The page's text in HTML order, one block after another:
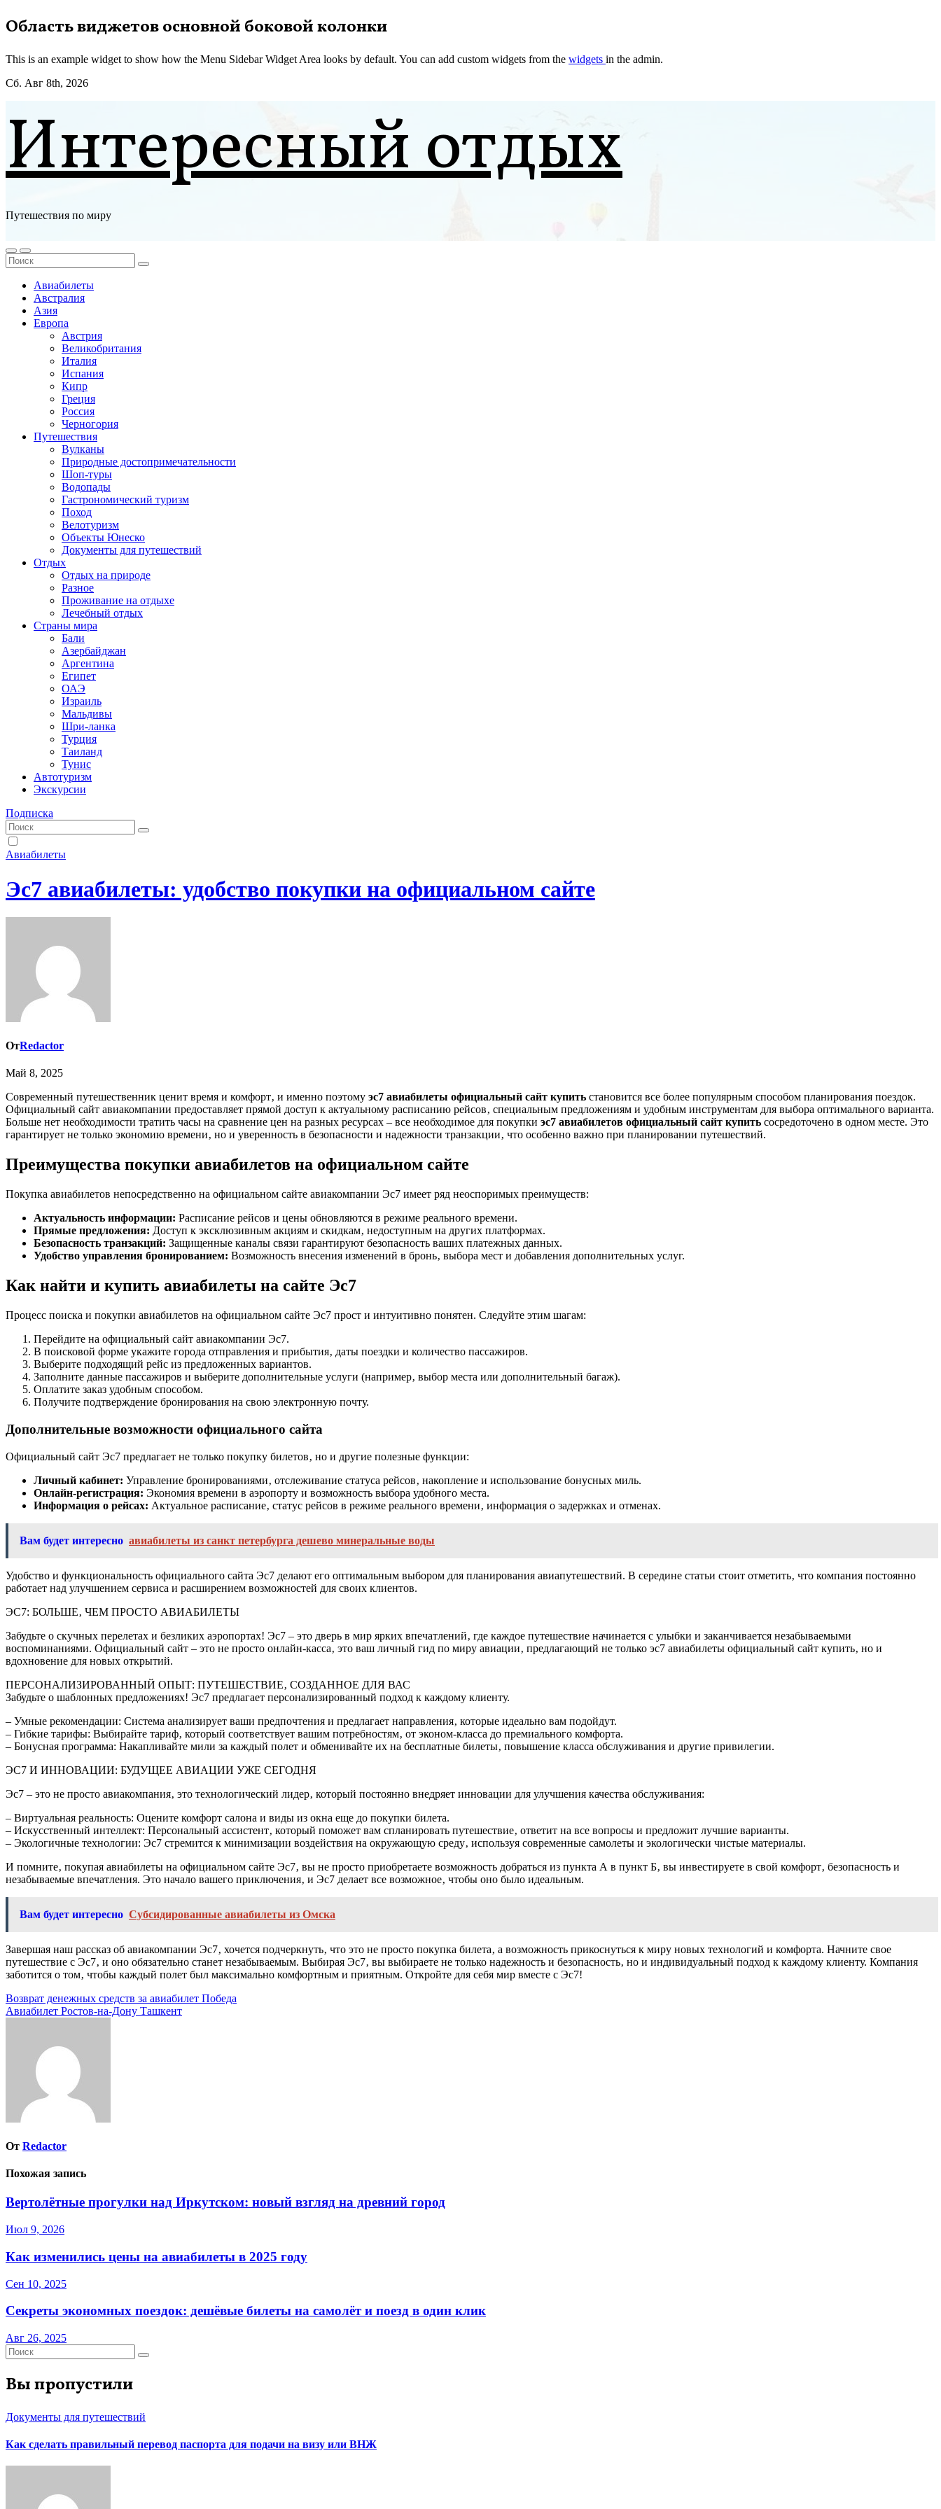
Перейти
к
Область виджетов основной боковой колонки
This is an example widget to show how the Menu Sidebar Widget Area looks by default. You can add custom widgets from the widgets in the admin.
Сб. Авг 8th, 2026
Интересный отдых
Путешествия по миру
Авиабилеты
Австралия
Азия
Европа
Австрия
Великобритания
Италия
Испания
Кипр
Греция
Россия
Черногория
Путешествия
Вулканы
Природные достопримечательности
Шоп-туры
Водопады
Гастрономический туризм
Поход
Велотуризм
Объекты Юнеско
Документы для путешествий
Отдых
Отдых на природе
Разное
Проживание на отдыхе
Лечебный отдых
Страны мира
Бали
Азербайджан
Аргентина
Египет
ОАЭ
Израиль
Мальдивы
Шри-ланка
Турция
Таиланд
Тунис
Автотуризм
Экскурсии
Подписка
Авиабилеты
Эс7 авиабилеты: удобство покупки на официальном сайте
ОтRedactor
Май 8, 2025
Современный путешественник ценит время и комфорт‚ и именно поэтому эс7 авиабилеты официальный сайт купить становится все более популярным способом планирования поездок.
Официальный сайт авиакомпании предоставляет прямой доступ к актуальному расписанию рейсов‚ специальным предложениям и удобным инструментам для выбора оптимального варианта.
Больше нет необходимости тратить часы на сравнение цен на разных ресурсах – все необходимое для покупки эс7 авиабилетов официальный сайт купить сосредоточено в одном месте. Это
гарантирует не только экономию времени‚ но и уверенность в безопасности и надежности транзакции‚ что особенно важно при планировании путешествий.
Преимущества покупки авиабилетов на официальном сайте
Покупка авиабилетов непосредственно на официальном сайте авиакомпании Эс7 имеет ряд неоспоримых преимуществ:
Актуальность информации: Расписание рейсов и цены обновляются в режиме реального времени.
Прямые предложения: Доступ к эксклюзивным акциям и скидкам‚ недоступным на других платформах.
Безопасность транзакций: Защищенные каналы связи гарантируют безопасность ваших платежных данных.
Удобство управления бронированием: Возможность внесения изменений в бронь‚ выбора мест и добавления дополнительных услуг.
Как найти и купить авиабилеты на сайте Эс7
Процесс поиска и покупки авиабилетов на официальном сайте Эс7 прост и интуитивно понятен. Следуйте этим шагам:
Перейдите на официальный сайт авиакомпании Эс7.
В поисковой форме укажите города отправления и прибытия‚ даты поездки и количество пассажиров.
Выберите подходящий рейс из предложенных вариантов.
Заполните данные пассажиров и выберите дополнительные услуги (например‚ выбор места или дополнительный багаж).
Оплатите заказ удобным способом.
Получите подтверждение бронирования на свою электронную почту.
Дополнительные возможности официального сайта
Официальный сайт Эс7 предлагает не только покупку билетов‚ но и другие полезные функции:
Личный кабинет: Управление бронированиями‚ отслеживание статуса рейсов‚ накопление и использование бонусных миль.
Онлайн-регистрация: Экономия времени в аэропорту и возможность выбора удобного места.
Информация о рейсах: Актуальное расписание‚ статус рейсов в режиме реального времени‚ информация о задержках и отменах.
Вам будет интересно авиабилеты из санкт петербурга дешево минеральные воды
Удобство и функциональность официального сайта Эс7 делают его оптимальным выбором для планирования авиапутешествий. В середине статьи стоит отметить‚ что компания постоянно
работает над улучшением сервиса и расширением возможностей для своих клиентов.
ЭС7: БОЛЬШЕ‚ ЧЕМ ПРОСТО АВИАБИЛЕТЫ
Забудьте о скучных перелетах и безликих аэропортах! Эс7 – это дверь в мир ярких впечатлений‚ где каждое путешествие начинается с улыбки и заканчивается незабываемыми
воспоминаниями. Официальный сайт – это не просто онлайн-касса‚ это ваш личный гид по миру авиации‚ предлагающий не только эс7 авиабилеты официальный сайт купить‚ но и
вдохновение для новых открытий.
ПЕРСОНАЛИЗИРОВАННЫЙ ОПЫТ: ПУТЕШЕСТВИЕ‚ СОЗДАННОЕ ДЛЯ ВАС
Забудьте о шаблонных предложениях! Эс7 предлагает персонализированный подход к каждому клиенту.
– Умные рекомендации: Система анализирует ваши предпочтения и предлагает направления‚ которые идеально вам подойдут.
– Гибкие тарифы: Выбирайте тариф‚ который соответствует вашим потребностям‚ от эконом-класса до премиального комфорта.
– Бонусная программа: Накапливайте мили за каждый полет и обменивайте их на бесплатные билеты‚ повышение класса обслуживания и другие привилегии.
ЭС7 И ИННОВАЦИИ: БУДУЩЕЕ АВИАЦИИ УЖЕ СЕГОДНЯ
Эс7 – это не просто авиакомпания‚ это технологический лидер‚ который постоянно внедряет инновации для улучшения качества обслуживания:
– Виртуальная реальность: Оцените комфорт салона и виды из окна еще до покупки билета.
– Искусственный интеллект: Персональный ассистент‚ который поможет вам спланировать путешествие‚ ответит на все вопросы и предложит лучшие варианты.
– Экологичные технологии: Эс7 стремится к минимизации воздействия на окружающую среду‚ используя современные самолеты и экологически чистые материалы.
И помните‚ покупая авиабилеты на официальном сайте Эс7‚ вы не просто приобретаете возможность добраться из пункта А в пункт Б‚ вы инвестируете в свой комфорт‚ безопасность и
незабываемые впечатления. Это начало вашего приключения‚ и Эс7 делает все возможное‚ чтобы оно было идеальным.
Вам будет интересно Субсидированные авиабилеты из Омска
Завершая наш рассказ об авиакомпании Эс7‚ хочется подчеркнуть‚ что это не просто покупка билета‚ а возможность прикоснуться к миру новых технологий и комфорта. Начните свое
путешествие с Эс7‚ и оно обязательно станет незабываемым. Выбирая Эс7‚ вы выбираете не только надежность и безопасность‚ но и индивидуальный подход к каждому клиенту. Компания
заботится о том‚ чтобы каждый полет был максимально комфортным и приятным. Откройте для себя мир вместе с Эс7!
Навигация
по
Возврат денежных средств за авиабилет Победа
Авиабилет Ростов-на-Дону Ташкент
От Redactor
Похожая запись
Вертолётные прогулки над Иркутском: новый взгляд на древний город
Июл 9, 2026
Как изменились цены на авиабилеты в 2025 году
Сен 10, 2025
Секреты экономных поездок: дешёвые билеты на самолёт и поезд в один клик
Авг 26, 2025
Вы пропустили
Документы для путешествий
Как сделать правильный перевод паспорта для подачи на визу или ВНЖ